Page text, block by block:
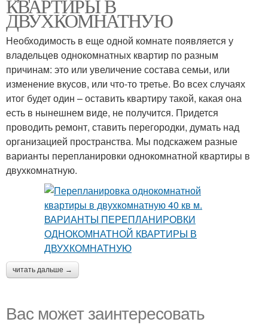
КВАРТИРЫ В
ДВУХКОМНАТНУЮ
Необходимость в еще одной комнате появляется у
владельцев однокомнатных квартир по разным
причинам: это или увеличение состава семьи, или
изменение вкусов, или что-то третье. Во всех случаях
итог будет один – оставить квартиру такой, какая она
есть в нынешнем виде, не получится. Придется
проводить ремонт, ставить перегородки, думать над
организацией пространства. Мы подскажем разные
варианты перепланировки однокомнатной квартиры в
двухкомнатную.
читать дальше →
Вас может заинтересовать